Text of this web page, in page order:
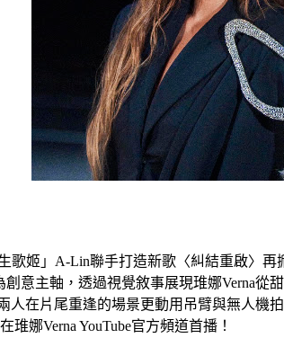
歌姬」A-Lin聯手打造新歌〈糾結重啟〉
意主軸，透過視覺敘事展現琟娜Verna
人在片尾重逢的場景更動用吊臂與無人機
琟娜Verna YouTube官方頻道首播！